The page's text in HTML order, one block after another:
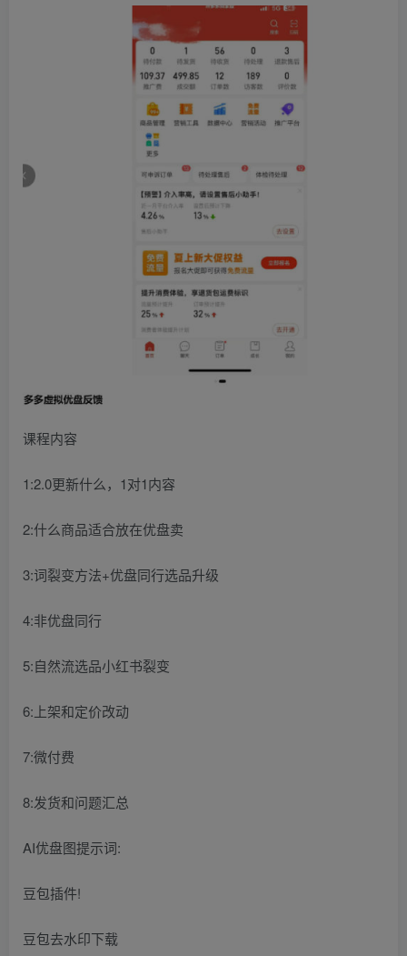
课程内容
1:2.0更新什么，1对1内容
2:什么商品适合放在优盘卖
3:词裂变方法+优盘同行选品升级
4:非优盘同行
5:自然流选品小红书裂变
6:上架和定价改动
7:微付费
8:发货和问题汇总
AI优盘图提示词:
豆包插件!
豆包去水印下载